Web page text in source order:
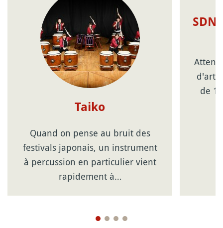
Taiko
Quand on pense au bruit des
festivals japonais, un instrument
à percussion en particulier vient
rapidement à…
de